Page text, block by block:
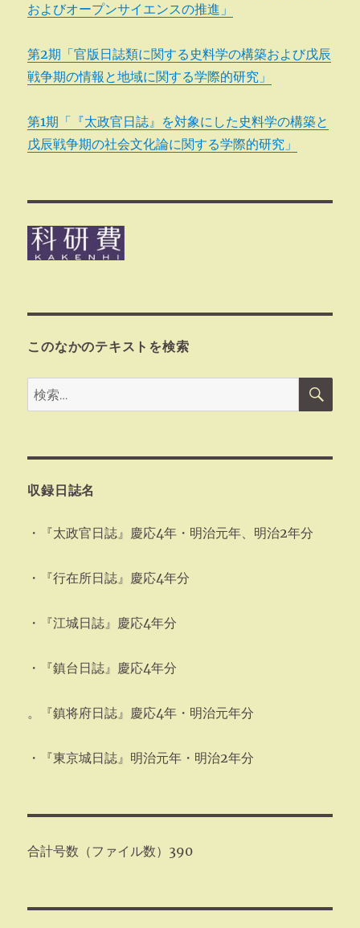
およびオープンサイエンスの推進」
第2期「官版日誌類に関する史料学の構築および戊辰
戦争期の情報と地域に関する学際的研究」
第1期「『太政官日誌』を対象にした史料学の構築と
戊辰戦争期の社会文化論に関する学際的研究」
このなかのテキストを検索
検
索:
検
収録日誌名
・『太政官日誌』慶応4年・明治元年、明治2年分
・『行在所日誌』慶応4年分
・『江城日誌』慶応4年分
・『鎮台日誌』慶応4年分
。『鎮将府日誌』慶応4年・明治元年分
・『東京城日誌』明治元年・明治2年分
合計号数（ファイル数）390